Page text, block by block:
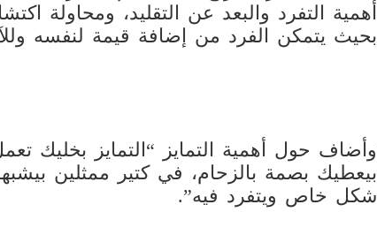
أهمية التفرد والبعد عن التقليد، ومحاولة
بحيث يتمكن الفرد من إضافة قيمة لنفسه
َوأضاف حول أهمية التمايز “التمايز بخليك
بيعطيك بصمة بالزحام، في كتير ممثلين
شكل خاص ويتفرد فيه”.